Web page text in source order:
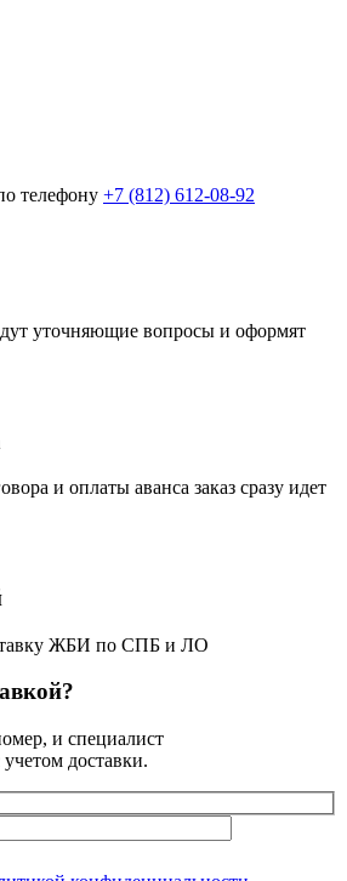
телефону +7 (812) 612-08-92
уточняющие вопросы и оформят
и оплаты аванса заказ сразу идет
ЖБИ по СПБ и ЛО
и специалист
учетом доставки.